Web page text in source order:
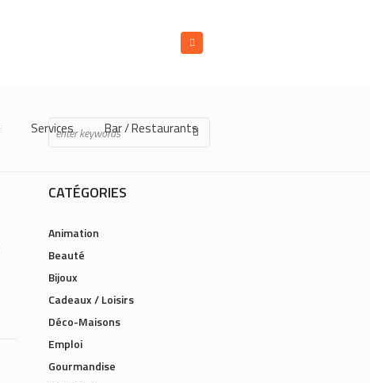
Services Bar / Restaurants
CATÉGORIES
Animation
Beauté
Bijoux
Cadeaux / Loisirs
Déco-Maisons
Emploi
Gourmandise